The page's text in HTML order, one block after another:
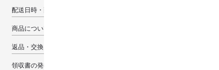
配送日時・配送先について
商品について
返品・交換・キャンセルについて
領収書の発行について